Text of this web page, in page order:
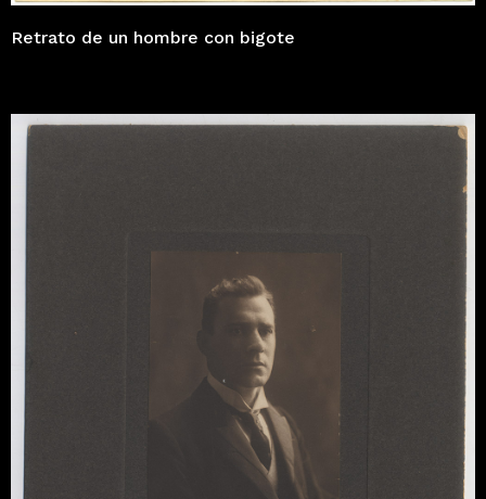
Retrato de un hombre con bigote